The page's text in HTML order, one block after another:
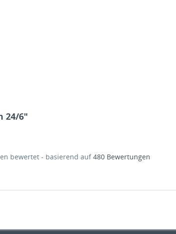
24/6"
bewertet - basierend auf480 Bewertungen